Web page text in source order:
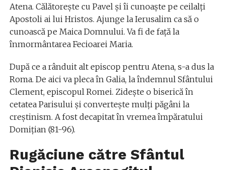
Atena. Călătorește cu Pavel și îi cunoaște pe ceilalţi
Apostoli ai lui Hristos. Ajunge la Ierusalim ca să o
cunoască pe Maica Domnului. Va fi de față la
înmormântarea Fecioarei Maria.
După ce a rânduit alt episcop pentru Atena, s-a dus la
Roma. De aici va pleca în Galia, la îndemnul Sfântului
Clement, episcopul Romei. Zidește o biserică în
cetatea Parisului și convertește mulți păgâni la
creștinism. A fost decapitat în vremea împăratului
Domiţian (81-96).
Rugăciune către Sfântul